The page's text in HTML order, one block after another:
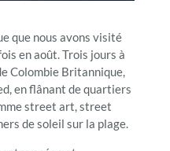
que nous avons visité
en août. Trois jours à
Colombie Britannique,
en flânant de quartiers
street art, street
de soleil sur la plage.